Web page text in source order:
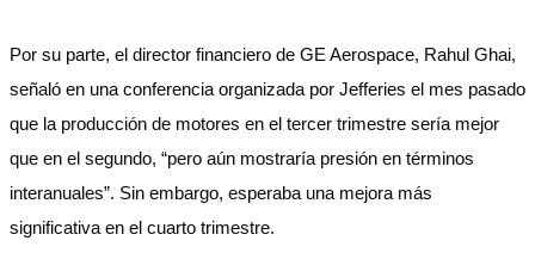
Por su parte, el director financiero de GE Aerospace, Rahul Ghai,
señaló en una conferencia organizada por Jefferies el mes pasado
que la producción de motores en el tercer trimestre sería mejor
que en el segundo, “pero aún mostraría presión en términos
interanuales”. Sin embargo, esperaba una mejora más
significativa en el cuarto trimestre.